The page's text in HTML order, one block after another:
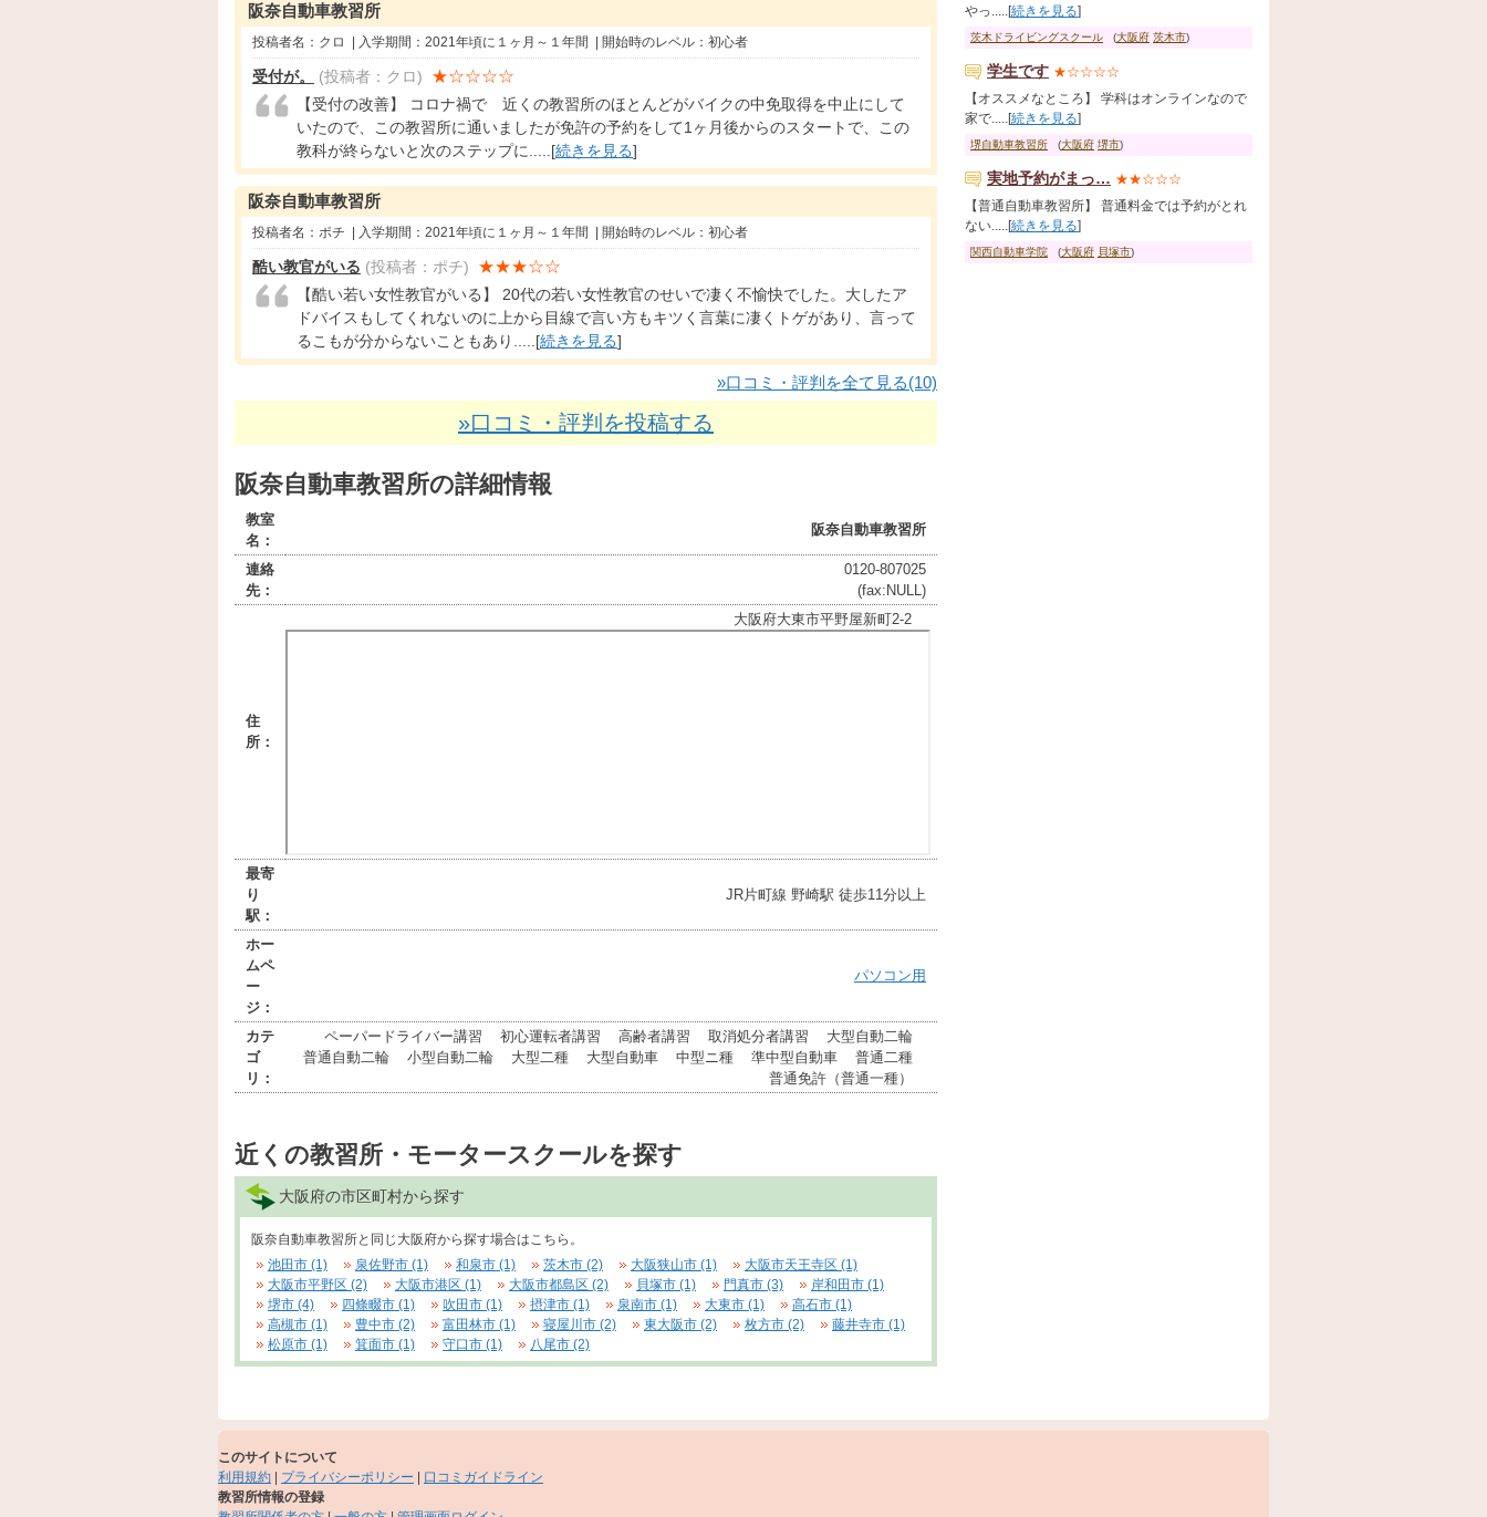
阪奈自動車教習所
投稿者名：クロ | 入学期間：2021年頃に１ヶ月～１年間 | 開始時のレベル：初心者
受付が。 (投稿者：クロ) ★☆☆☆☆
【受付の改善】 コロナ禍で 近くの教習所のほとんどがバイクの中免取得を中止にして
いたので、この教習所に通いましたが免許の予約をして1ヶ月後からのスタートで、この
教科が終らないと次のステップに.....[続きを見る]
阪奈自動車教習所
投稿者名：ポチ | 入学期間：2021年頃に１ヶ月～１年間 | 開始時のレベル：初心者
酷い教官がいる (投稿者：ポチ) ★★★☆☆
【酷い若い女性教官がいる】 20代の若い女性教官のせいで凄く不愉快でした。大したア
ドバイスもしてくれないのに上から目線で言い方もキツく言葉に凄くトゲがあり、言って
るこもが分からないこともあり.....[続きを見る]
»口コミ・評判を全て見る(10)
»口コミ・評判を投稿する
阪奈自動車教習所の詳細情報
教室
名：
阪奈自動車教習所
連絡
先：
0120-807025
(fax:NULL)
住
所：
大阪府大東市平野屋新町2-2
最寄
り
駅：
JR片町線 野崎駅 徒歩11分以上
ホー
ムペ
ー
ジ：
パソコン用
カテ
ゴ
リ：
ペーパードライバー講習 初心運転者講習 高齢者講習 取消処分者講習
大型自動二輪
普通自動二輪
小型自動二輪 大型二種 大型自動車 中型ニ種 準中型自動車
普通二種
普通免許（普通一種）
近くの教習所・モータースクールを探す
大阪府の市区町村から探す
阪奈自動車教習所と同じ大阪府から探す場合はこちら。
池田市 (1)
泉佐野市 (1) 和泉市 (1) 茨木市 (2) 大阪狭山市 (1)
大阪市天王寺区 (1)
大阪市平野区 (2)
大阪市港区 (1) 大阪市都島区 (2) 貝塚市 (1) 門真市 (3)
岸和田市 (1)
堺市 (4)
四條畷市 (1) 吹田市 (1) 摂津市 (1) 泉南市 (1) 大東市 (1)
高石市 (1)
高槻市 (1)
豊中市 (2) 富田林市 (1) 寝屋川市 (2) 東大阪市 (2) 枚方市 (2)
藤井寺市 (1)
松原市 (1)
箕面市 (1) 守口市 (1) 八尾市 (2)
やっ.....[続きを見る]
茨木ドライビングスクール (大阪府 茨木市)
学生です ★☆☆☆☆
【オススメなところ】 学科はオンラインなので
家で.....[続きを見る]
堺自動車教習所 (大阪府 堺市)
実地予約がまっ… ★★☆☆☆
【普通自動車教習所】 普通料金では予約がとれ
ない.....[続きを見る]
関西自動車学院 (大阪府 貝塚市)
このサイトについて
利用規約
プライバシーポリシー
口コミガイドライン
教習所情報の登録